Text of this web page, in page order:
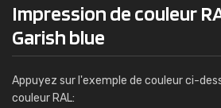
Impression de couleur
Garish blue
Appuyez sur l'exemple de couleur ci-
couleur RAL: